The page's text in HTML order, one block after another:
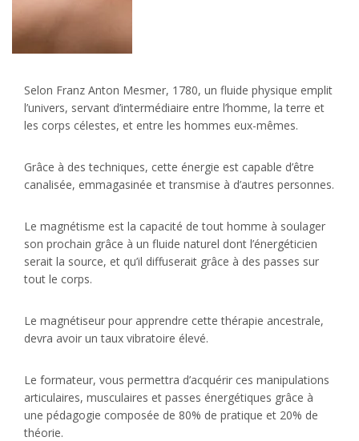
Selon Franz Anton Mesmer, 1780, un fluide physique emplit
l’univers, servant d’intermédiaire entre l’homme, la terre et
les corps célestes, et entre les hommes eux-mêmes.
Grâce à des techniques, cette énergie est capable d’être
canalisée, emmagasinée et transmise à d’autres personnes.
Le magnétisme est la capacité de tout homme à soulager
son prochain grâce à un fluide naturel dont l’énergéticien
serait la source, et qu’il diffuserait grâce à des passes sur
tout le corps.
Le magnétiseur pour apprendre cette thérapie ancestrale,
devra avoir un taux vibratoire élevé.
Le formateur, vous permettra d’acquérir ces manipulations
articulaires, musculaires et passes énergétiques grâce à
une pédagogie composée de 80% de pratique et 20% de
théorie.